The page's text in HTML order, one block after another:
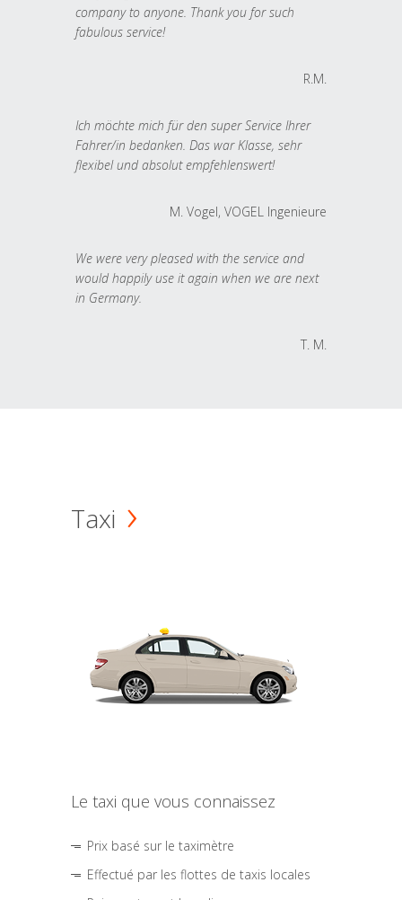
company to anyone. Thank you for such
fabulous service!
R.M.
Ich möchte mich für den super Service Ihrer
Fahrer/in bedanken. Das war Klasse, sehr
flexibel und absolut empfehlenswert!
M. Vogel, VOGEL Ingenieure
We were very pleased with the service and
would happily use it again when we are next
in Germany.
T. M.
Taxi
Le taxi que vous connaissez
Prix basé sur le taximètre
Effectué par les flottes de taxis locales